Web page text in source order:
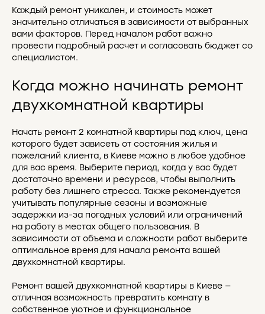
Каждый ремонт уникален, и стоимость может
значительно отличаться в зависимости от выбранных
вами факторов. Перед началом работ важно
провести подробный расчет и согласовать бюджет со
специалистом.
Когда можно начинать ремонт
двухкомнатной квартиры
Начать ремонт 2 комнатной квартиры под ключ, цена
которого будет зависеть от состояния жилья и
пожеланий клиента, в Киеве можно в любое удобное
для вас время. Выберите период, когда у вас будет
достаточно времени и ресурсов, чтобы выполнить
работу без лишнего стресса. Также рекомендуется
учитывать популярные сезоны и возможные
задержки из-за погодных условий или ограничений
на работу в местах общего пользования. В
зависимости от объема и сложности работ выберите
оптимальное время для начала ремонта вашей
двухкомнатной квартиры.
Ремонт вашей двухкомнатной квартиры в Киеве —
отличная возможность превратить комнату в
собственное уютное и функциональное